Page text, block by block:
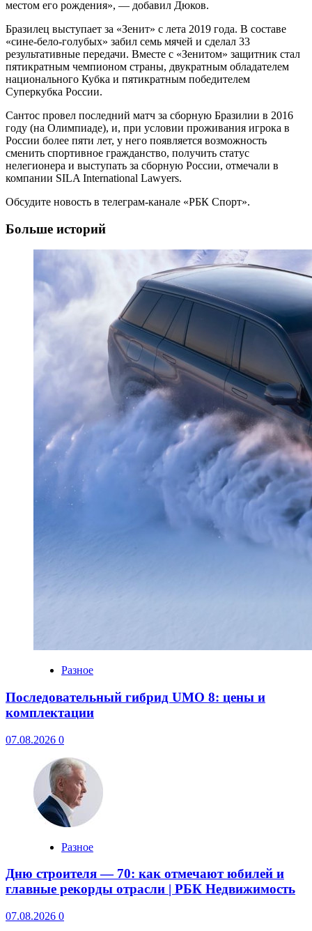
местом его рождения», — добавил Дюков.
Бразилец выступает за «Зенит» с лета 2019 года. В составе
«сине-бело-голубых» забил семь мячей и сделал 33
результативные передачи. Вместе с «Зенитом» защитник стал
пятикратным чемпионом страны, двукратным обладателем
национального Кубка и пятикратным победителем
Суперкубка России.
Сантос провел последний матч за сборную Бразилии в 2016
году (на Олимпиаде), и, при условии проживания игрока в
России более пяти лет, у него появляется возможность
сменить спортивное гражданство, получить статус
нелегионера и выступать за сборную России, отмечали в
компании SILA International Lawyers.
Обсудите новость в телеграм-канале «РБК Спорт».
Больше историй
Разное
Последовательный гибрид UMO 8: цены и
комплектации
07.08.2026 0
Разное
Дню строителя — 70: как отмечают юбилей и
главные рекорды отрасли | РБК Недвижимость
07.08.2026 0